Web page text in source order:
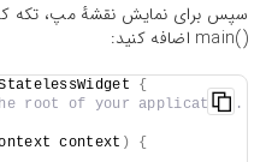
()main اضافه کنید:
{
root of your application.
context )
{